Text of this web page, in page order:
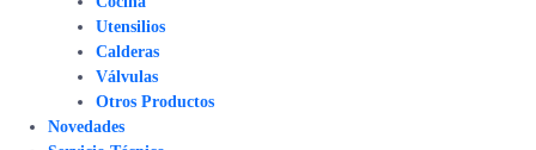
Utensilios
Calderas
Válvulas
Otros Productos
Novedades